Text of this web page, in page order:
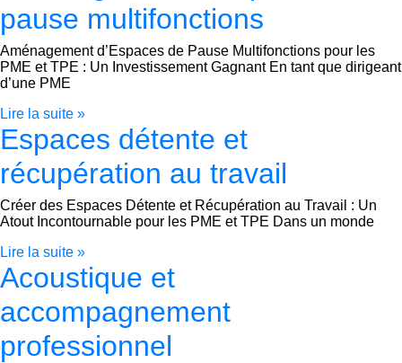
pause multifonctions
Aménagement d’Espaces de Pause Multifonctions pour les
PME et TPE : Un Investissement Gagnant En tant que dirigeant
d’une PME
Lire la suite »
Espaces détente et
récupération au travail
Créer des Espaces Détente et Récupération au Travail : Un
Atout Incontournable pour les PME et TPE Dans un monde
Lire la suite »
Acoustique et
accompagnement
professionnel